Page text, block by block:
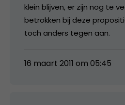
klein blijven, er zijn nog te
betrokken bij deze
toch anders tegen aan.
16 maart 2011 om 05:45